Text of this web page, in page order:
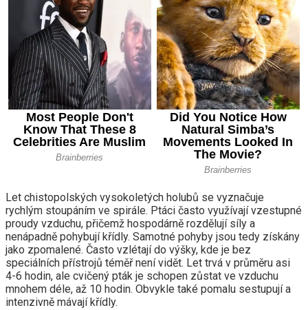
Let chistopolských vysokoletých holubů se vyznačuje
rychlým stoupáním ve spirále. Ptáci často využívají vzestupné
proudy vzduchu, přičemž hospodárně rozdělují síly a
nenápadně pohybují křídly. Samotné pohyby jsou tedy získány
jako zpomalené. Často vzlétají do výšky, kde je bez
speciálních přístrojů téměř není vidět. Let trvá v průměru asi
4-6 hodin, ale cvičený pták je schopen zůstat ve vzduchu
mnohem déle, až 10 hodin. Obvykle také pomalu sestupují a
intenzivně mávají křídly.